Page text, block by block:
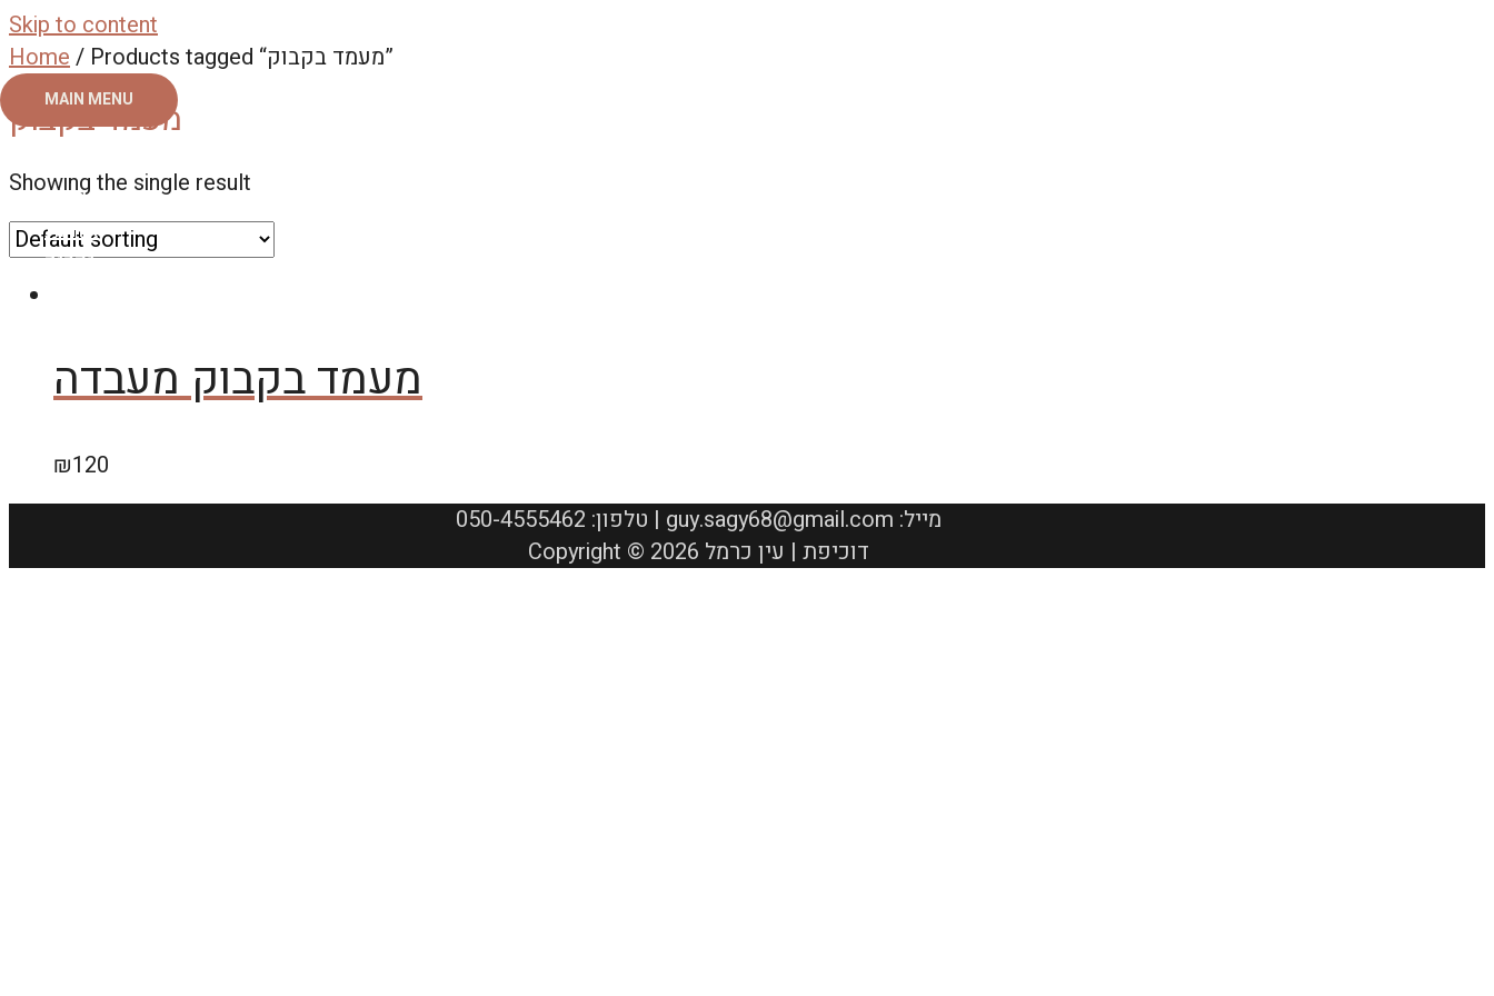
Skip to content
MAIN MENU
צור קשר
אודות
גלריה
Home / Products tagged “מעמד בקבוק”
מעמד בקבוק
Showing the single result
מעמד בקבוק מעבדה
₪120
050-4555462 :טלפון | guy.sagy68@gmail.com :מייל
Copyright © 2026 דוכיפת | עין כרמל